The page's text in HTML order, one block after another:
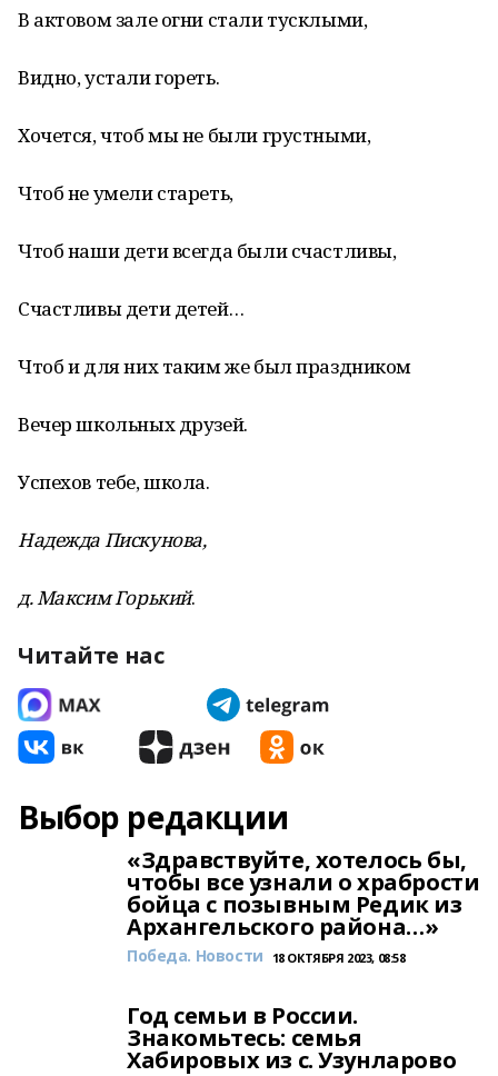
В актовом зале огни стали тусклыми,
Видно, устали гореть.
Хочется, чтоб мы не были грустными,
Чтоб не умели стареть,
Чтоб наши дети всегда были счастливы,
Счастливы дети детей…
Чтоб и для них таким же был праздником
Вечер школьных друзей.
Успехов тебе, школа.
Надежда Пискунова,
д. Максим Горький.
Читайте нас
Выбор редакции
«Здравствуйте, хотелось бы,
чтобы все узнали о храбрости
бойца с позывным Редик из
Архангельского района…»
Победа. Новости 18 ОКТЯБРЯ 2023, 08:58
Год семьи в России.
Знакомьтесь: семья
Хабировых из с. Узунларово